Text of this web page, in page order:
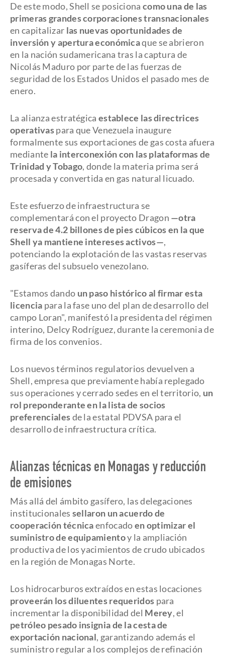
De este modo, Shell se posiciona como una de las
primeras grandes corporaciones transnacionales
en capitalizar las nuevas oportunidades de
inversión y apertura económicaque se abrieron
en la nación sudamericana tras la captura de
Nicolás Maduro por parte de las fuerzas de
seguridad de los Estados Unidos el pasado mes de
enero.
La alianza estratégica establece las directrices
operativaspara que Venezuela inaugure
formalmente sus exportaciones de gas costa afuera
mediante la interconexión con las plataformas de
Trinidad y Tobago, donde la materia prima será
procesada y convertida en gas natural licuado.
Este esfuerzo de infraestructura se
complementará con el proyecto Dragon —otra
reserva de 4.2 billones de pies cúbicos en la que
Shell ya mantiene intereses activos—,
potenciando la explotación de las vastas reservas
gasíferas del subsuelo venezolano.
"Estamos dando un paso histórico al firmar esta
licencia para la fase uno del plan de desarrollo del
campo Loran", manifestó la presidenta del régimen
interino, Delcy Rodríguez, durante la ceremonia de
firma de los convenios.
Los nuevos términos regulatorios devuelven a
Shell, empresa que previamente había replegado
sus operaciones y cerrado sedes en el territorio, un
rol preponderante en la lista de socios
preferencialesde la estatal PDVSA para el
desarrollo de infraestructura crítica.
Alianzas técnicas en Monagas y reducción
de emisiones
Más allá del ámbito gasífero, las delegaciones
institucionales sellaron un acuerdo de
cooperación técnicaenfocadoen optimizar el
suministro de equipamientoy la ampliación
productiva de los yacimientos de crudo ubicados
en la región de Monagas Norte.
Los hidrocarburos extraídos en estas locaciones
proveerán los diluentes requeridos para
incrementar la disponibilidad del Merey, el
petróleo pesado insignia de la cesta de
exportación nacional, garantizando además el
suministro regular a los complejos de refinación